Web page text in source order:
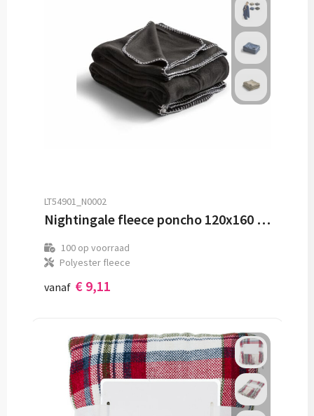
LT54901_N0002
Nightingale fleece poncho 120x160 cm
100op voorraad
Polyester fleece
vanaf € 9,11